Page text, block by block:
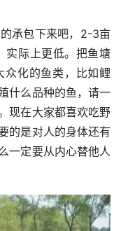
承包下来吧，2-3亩
实际上更低。把鱼塘
众化的鱼类，比如鲤
什么品种的鱼，请一
现在大家都喜欢吃野
的是对人的身体还有
一定要从内心替他人